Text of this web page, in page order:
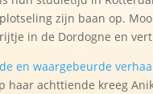
zijn baan op.
in de Dordogne en
en waargebeurde
haar achttiende kreeg